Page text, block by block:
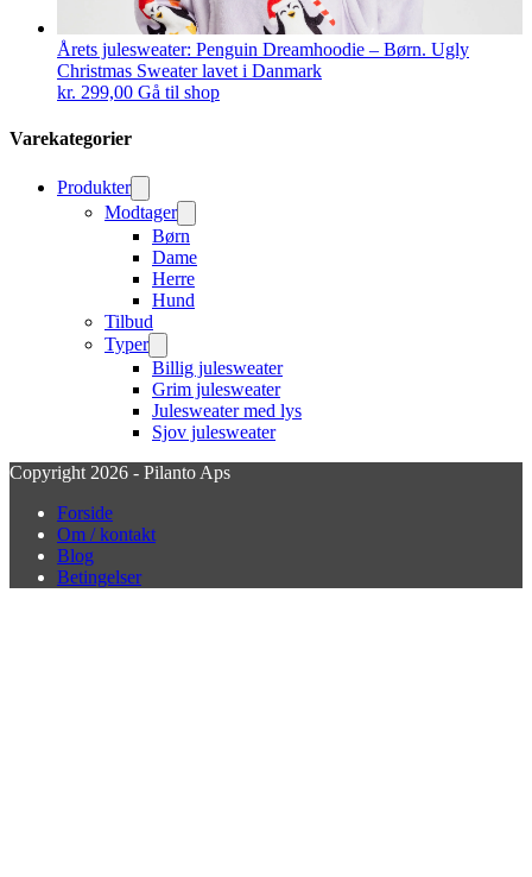
Årets julesweater: Penguin Dreamhoodie – Børn. Ugly
Christmas Sweater lavet i Danmark
kr. 299,00 Gå til shop
Varekategorier
Produkter
Modtager
Børn
Dame
Herre
Hund
Tilbud
Typer
Billig julesweater
Grim julesweater
Julesweater med lys
Sjov julesweater
Copyright 2026 - Pilanto Aps
Forside
Om / kontakt
Blog
Betingelser